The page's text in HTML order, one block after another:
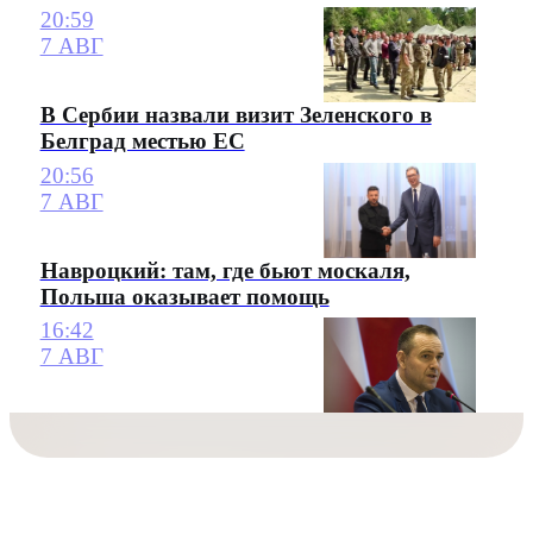
20:59
7 АВГ
В Сербии назвали визит Зеленского в
Белград местью ЕС
20:56
7 АВГ
Навроцкий: там, где бьют москаля,
Польша оказывает помощь
16:42
7 АВГ